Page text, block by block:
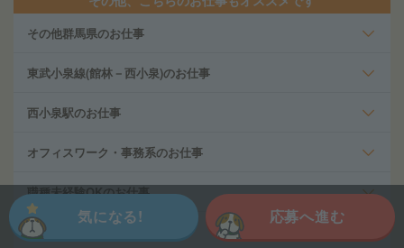
応募へ進む
気になる!
その他群馬県のお仕事
東武小泉線(館林－西小泉)のお仕事
西小泉駅のお仕事
オフィスワーク・事務系のお仕事
職種未経験OKのお仕事
在宅・リモートワークのお仕事